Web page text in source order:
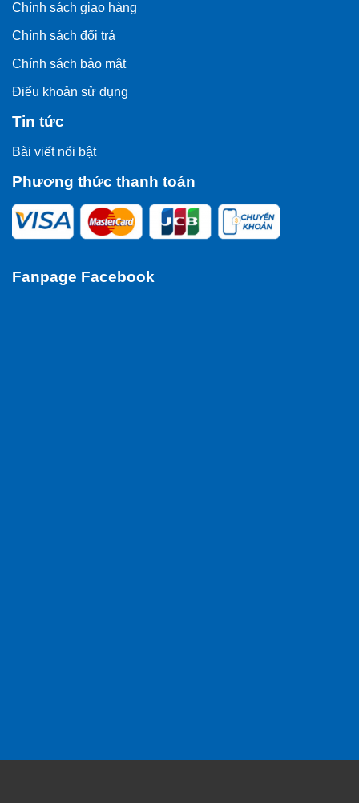
Chính sách giao hàng
Chính sách đổi trả
Chính sách bảo mật
Điểu khoản sử dụng
Tin tức
Bài viết nổi bật
Phương thức thanh toán
Fanpage Facebook